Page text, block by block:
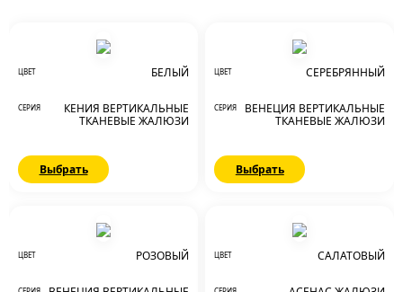
ЦВЕТ БЕЛЫЙ
СЕРИЯ
КЕНИЯ ВЕРТИКАЛЬНЫЕ
ТКАНЕВЫЕ ЖАЛЮЗИ
Выбрать
ЦВЕТ СЕРЕБРЯННЫЙ
СЕРИЯ
ВЕНЕЦИЯ ВЕРТИКАЛЬНЫЕ
ТКАНЕВЫЕ ЖАЛЮЗИ
Выбрать
ЦВЕТ РОЗОВЫЙ ЦВЕТ САЛАТОВЫЙ